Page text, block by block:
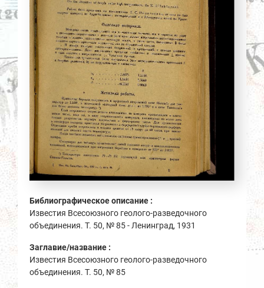
Библиографическое описание :
Известия Всесоюзного геолого-разведочного
объединения. Т. 50, № 85 - Ленинград, 1931
Заглавие/название :
Известия Всесоюзного геолого-разведочного
объединения. Т. 50, № 85